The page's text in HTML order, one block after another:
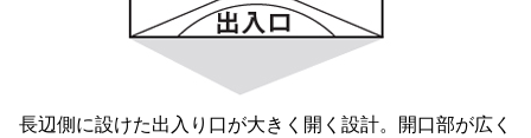
長辺側に設けた出入り口が大きく開く設計。開口部が広く